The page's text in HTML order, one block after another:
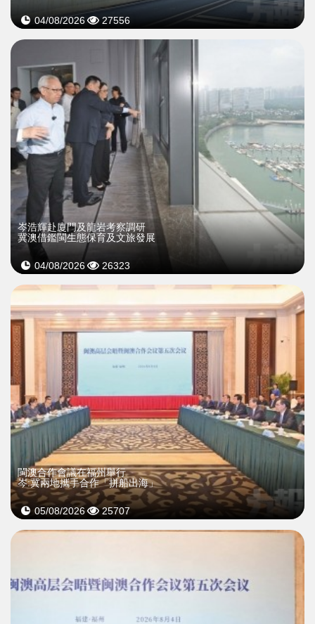
04/08/2026 27556
岑浩輝赴廈門及龍岩考察調研
冀澳借鑑閩生態保育及文旅發展
04/08/2026 26323
閩澳合作會議在福州舉行
岑:冀兩地攜手合作「拼船出海」
05/08/2026 25707